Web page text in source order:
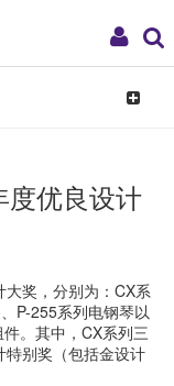
My
Toggle
度优良设计
奖，分别为：CX系
P-255系列电钢琴以
。其中，CX系列三
别奖（包括金设计